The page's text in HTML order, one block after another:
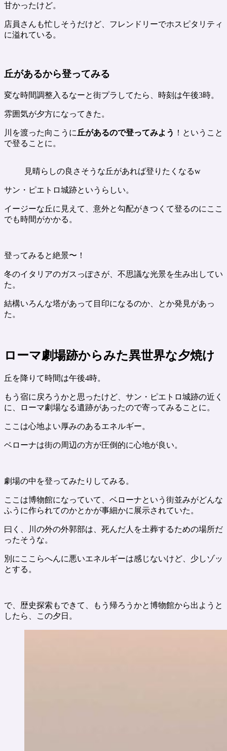
甘かったけど。
店員さんも忙しそうだけど、フレンドリーでホスピタリティ
に溢れている。
丘があるから登ってみる
変な時間調整入るなーと街プラしてたら、時刻は午後3時。
雰囲気が夕方になってきた。
川を渡った向こうに 丘があるので登ってみよう ！ということ
で登ることに。
見晴らしの良さそうな丘があれば登りたくなるw
サン・ピエトロ城跡というらしい。
イージーな丘に見えて、意外と勾配がきつくて登るのにここ
でも時間がかかる。
登ってみると絶景〜！
冬のイタリアのガスっぽさが、不思議な光景を生み出してい
た。
結構いろんな塔があって目印になるのか、とか発見があっ
た。
ローマ劇場跡からみた異世界な夕焼け
丘を降りて時間は午後4時。
もう宿に戻ろうかと思ったけど、サン・ピエトロ城跡の近く
に、ローマ劇場なる遺跡があったので寄ってみることに。
ここは心地よい厚みのあるエネルギー。
ベローナは街の周辺の方が圧倒的に心地が良い。
劇場の中を登ってみたりしてみる。
ここは博物館になっていて、ベローナという街並みがどんな
ふうに作られてのかとかが事細かに展示されていた。
曰く、川の外の外郭部は、死んだ人を土葬するための場所だ
ったそうな。
別にここらへんに悪いエネルギーは感じないけど、少しゾッ
とする。
で、歴史探索もできて、もう帰ろうかと博物館から出ようと
したら、この夕日。